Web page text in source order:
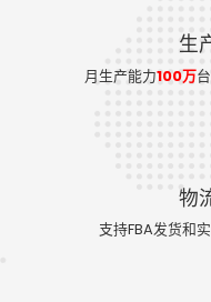
生
月生产能力100万
物
支持FBA发货和